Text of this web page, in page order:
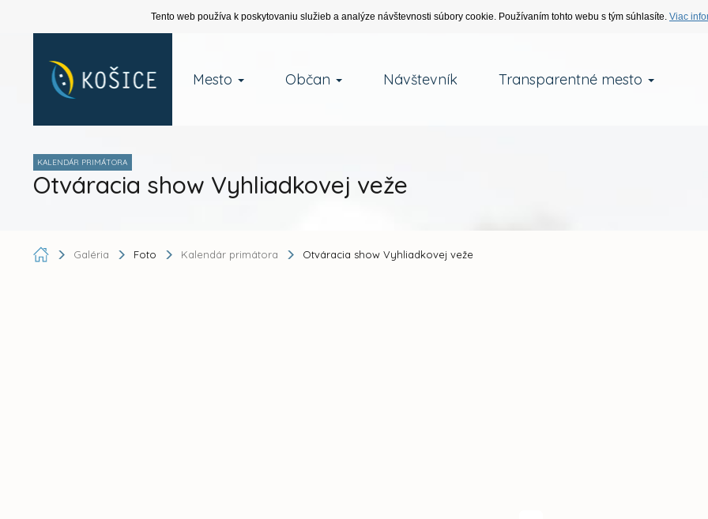
Tento web používa k poskytovaniu služieb a analýze návštevnosti súbory cookie. Používaním tohto webu s tým súhlasíte. Viac
Mesto Občan Návštevník Transparentné mesto
KALENDÁR PRIMÁTORA
Otváracia show Vyhliadkovej veže
Galéria Foto Kalendár primátora Otváracia show Vyhliadkovej veže